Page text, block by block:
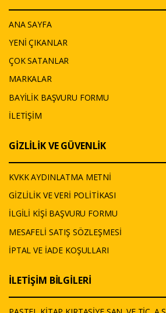
ANA SAYFA
YENİ ÇIKANLAR
ÇOK SATANLAR
MARKALAR
BAYİLİK BAŞVURU FORMU
İLETİŞİM
GİZLİLİK VE GÜVENLİK
KVKK AYDINLATMA METNİ
GİZLİLİK VE VERİ POLİTİKASI
İLGİLİ KİŞİ BAŞVURU FORMU
MESAFELİ SATIŞ SÖZLEŞMESİ
İPTAL VE İADE KOŞULLARI
İLETİŞİM BİLGİLERİ